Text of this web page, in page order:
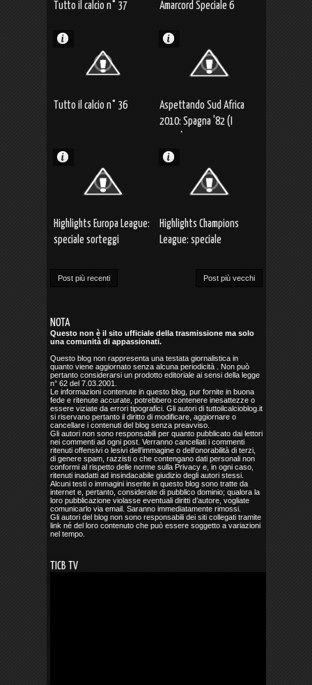
Tutto il calcio n° 37 Amarcord Speciale 6
Tutto il calcio n° 36
Aspettando Sud Africa
2010: Spagna '82 (I
Highlights Europa League:
speciale sorteggi
Highlights Champions
League: speciale
Post più recenti Post più vecchi
NOTA
Questo non è il sito ufficiale della trasmissione ma solo
una comunità di appassionati.
Questo blog non rappresenta una testata giornalistica in
quanto viene aggiornato senza alcuna periodicità . Non può
pertanto considerarsi un prodotto editoriale ai sensi della legge
n° 62 del 7.03.2001.
Le informazioni contenute in questo blog, pur fornite in buona
fede e ritenute accurate, potrebbero contenere inesattezze o
essere viziate da errori tipografici. Gli autori di tuttoilcalcioblog.it
si riservano pertanto il diritto di modificare, aggiornare o
cancellare i contenuti del blog senza preavviso.
Gli autori non sono responsabili per quanto pubblicato dai lettori
nei commenti ad ogni post. Verranno cancellati i commenti
ritenuti offensivi o lesivi dell’immagine o dell’onorabilità di terzi,
di genere spam, razzisti o che contengano dati personali non
conformi al rispetto delle norme sulla Privacy e, in ogni caso,
ritenuti inadatti ad insindacabile giudizio degli autori stessi.
Alcuni testi o immagini inserite in questo blog sono tratte da
internet e, pertanto, considerate di pubblico dominio; qualora la
loro pubblicazione violasse eventuali diritti d’autore, vogliate
comunicarlo via email. Saranno immediatamente rimossi.
Gli autori del blog non sono responsabili dei siti collegati tramite
link né del loro contenuto che può essere soggetto a variazioni
nel tempo.
TICB TV